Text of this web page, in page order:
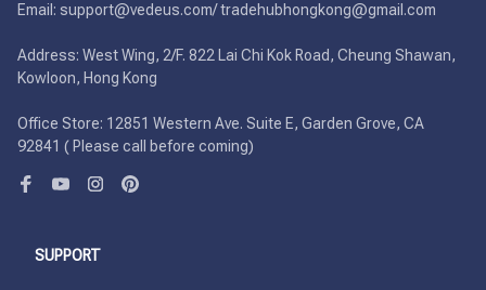
Email: support@vedeus.com/ tradehubhongkong@gmail.com
Address: West Wing, 2/F. 822 Lai Chi Kok Road, Cheung Shawan,
Kowloon, Hong Kong
Office Store: 12851 Western Ave. Suite E, Garden Grove, CA
92841 ( Please call before coming)
SUPPORT